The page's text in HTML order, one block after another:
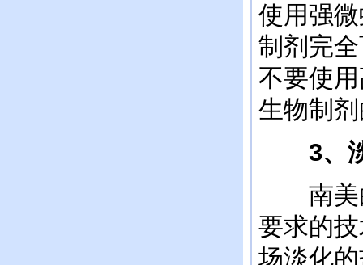
使用强
制剂完
不要使
生物制
3、
南美白
要求的
场淡化